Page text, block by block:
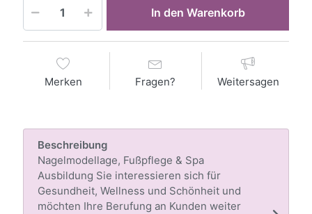
In den Warenkorb
Merken Fragen? Weitersagen
Beschreibung
Nagelmodellage, Fußpflege & Spa
Ausbildung Sie interessieren sich für
Gesundheit, Wellness und Schönheit und
möchten Ihre Berufung an Kunden weiter